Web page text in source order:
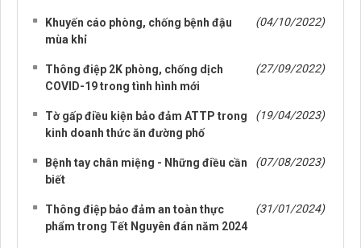
Khuyến cáo phòng, chống bệnh đậu
mùa khỉ
(04/10/2022)
Thông điệp 2K phòng, chống dịch
COVID-19 trong tình hình mới
(27/09/2022)
Tờ gấp điều kiện bảo đảm ATTP trong
kinh doanh thức ăn đường phố
(19/04/2023)
Bệnh tay chân miệng - Những điều cần
biết
(07/08/2023)
Thông điệp bảo đảm an toàn thực
phẩm trong Tết Nguyên đán năm 2024
(31/01/2024)